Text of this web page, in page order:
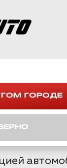
DARGO -
ГОРОДЕ